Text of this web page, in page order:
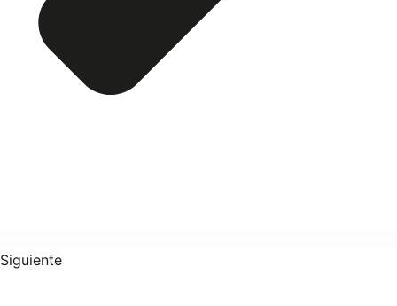
Siguiente